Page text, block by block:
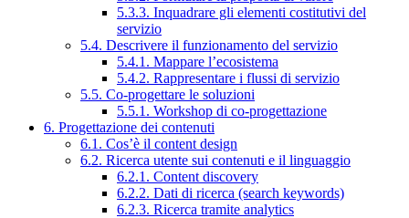
5.3.3. Inquadrare gli elementi costitutivi del
servizio
5.4. Descrivere il funzionamento del servizio
5.4.1. Mappare l’ecosistema
5.4.2. Rappresentare i flussi di servizio
5.5. Co-progettare le soluzioni
5.5.1. Workshop di co-progettazione
6. Progettazione dei contenuti
6.1. Cos’è il content design
6.2. Ricerca utente sui contenuti e il linguaggio
6.2.1. Content discovery
6.2.2. Dati di ricerca (search keywords)
6.2.3. Ricerca tramite analytics